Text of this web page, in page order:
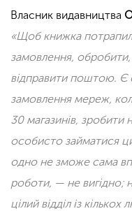
Власник видавництва
«Щоб книжка
замовлення, обробити,
відправити поштою. Є
замовлення мереж,
30 магазинів, зробити
особисто займатися
одно не зможе сама
роботи, — не вигідно;
цілий відділ із